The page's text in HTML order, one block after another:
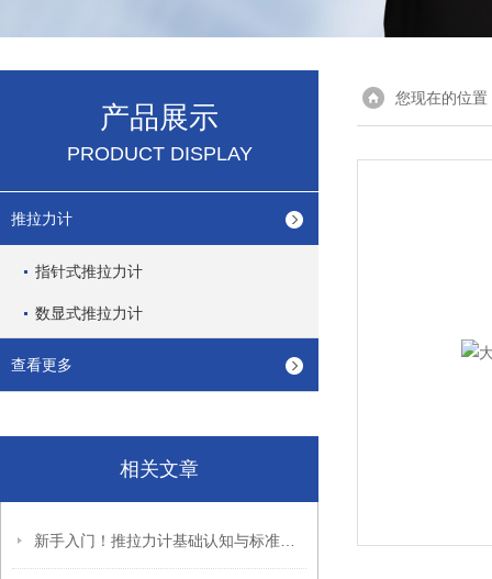
产品展示
PRODUCT DISPLAY
推拉力计
指针式推拉力计
数显式推拉力计
查看更多
相关文章
您现在的位置